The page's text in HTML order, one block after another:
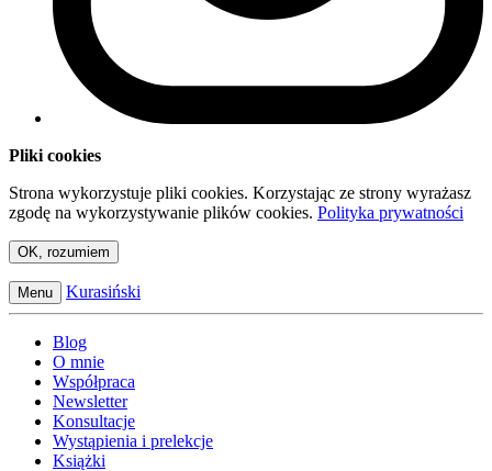
Pliki cookies
Strona wykorzystuje pliki cookies. Korzystając ze strony wyrażasz
zgodę na wykorzystywanie plików cookies. Polityka prywatności
OK, rozumiem
Menu Kurasiński
Blog
O mnie
Współpraca
Newsletter
Konsultacje
Wystąpienia i prelekcje
Książki